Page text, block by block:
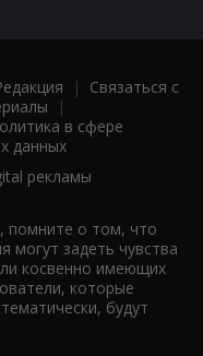
| Связаться с
|
в сфере
данных
рекламы
помните о том, что
задеть чувства
косвенно имеющих
которые
будут